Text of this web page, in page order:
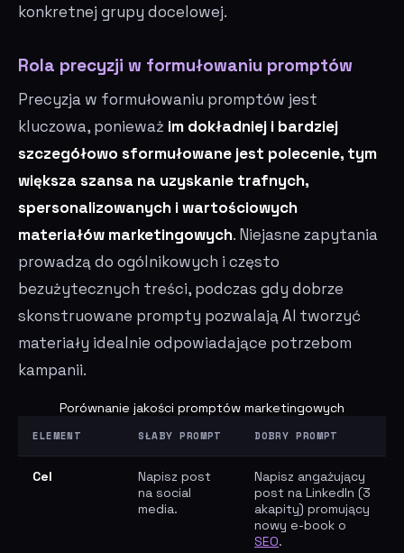
konkretnej grupy docelowej.
Rola precyzji w formułowaniu promptów
Precyzja w formułowaniu promptów jest
kluczowa, ponieważ im dokładniej i bardziej
szczegółowo sformułowane jest polecenie, tym
większa szansa na uzyskanie trafnych,
spersonalizowanych i wartościowych
materiałów marketingowych. Niejasne zapytania
prowadzą do ogólnikowych i często
bezużytecznych treści, podczas gdy dobrze
skonstruowane prompty pozwalają AI tworzyć
materiały idealnie odpowiadające potrzebom
kampanii.
Porównanie jakości promptów marketingowych
ELEMENT SŁABY PROMPT DOBRY PROMPT
Cel
Napisz post
na social
media.
Napisz angażujący
post na LinkedIn (3
akapity) promujący
nowy e-book o
SEO.